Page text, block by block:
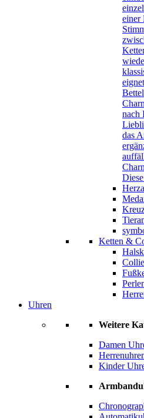
einer
nach
das
Ketten &
Uhren
Weitere
Damen
Kinder